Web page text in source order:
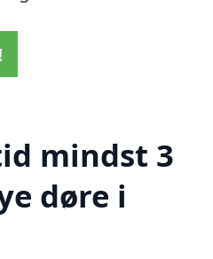
mindst 3
døre i